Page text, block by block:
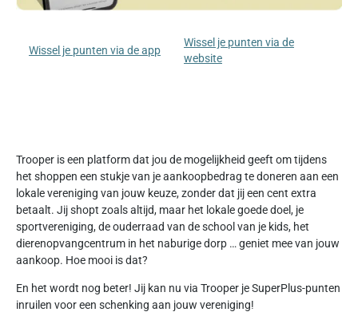
Wissel je punten via de app
Wissel je punten via de
website
Trooper is een platform dat jou de mogelijkheid geeft om tijdens
het shoppen een stukje van je aankoopbedrag te doneren aan een
lokale vereniging van jouw keuze, zonder dat jij een cent extra
betaalt. Jij shopt zoals altijd, maar het lokale goede doel, je
sportvereniging, de ouderraad van de school van je kids, het
dierenopvangcentrum in het naburige dorp … geniet mee van jouw
aankoop. Hoe mooi is dat?
En het wordt nog beter! Jij kan nu via Trooper je SuperPlus-punten
inruilen voor een schenking aan jouw vereniging!